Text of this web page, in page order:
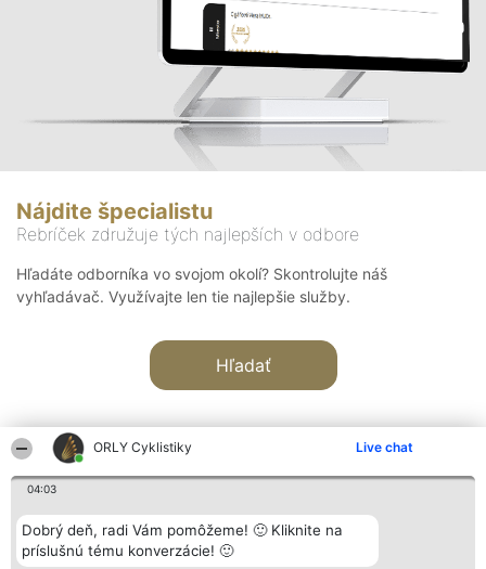
ORLY Cyklistiky Live chat
04:03
Dobrý deň, radi Vám pomôžeme! 🙂 Kliknite na
príslušnú tému konverzácie! 🙂
Nájdite špecialistu
Rebríček združuje tých najlepších v odbore
Hľadáte odborníka vo svojom okolí? Skontrolujte náš
vyhľadávač. Využívajte len tie najlepšie služby.
Hľadať
Organizátor hodnotenia
Bright Side Solutions sp. z o.
o. sp. k.
Hodnotenie
Laureáti
Lista
Kontakt
Kontakt